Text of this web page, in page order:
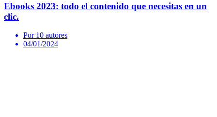
Ebooks 2023: todo el contenido que necesitas en un
clic.
Por 10 autores
04/01/2024